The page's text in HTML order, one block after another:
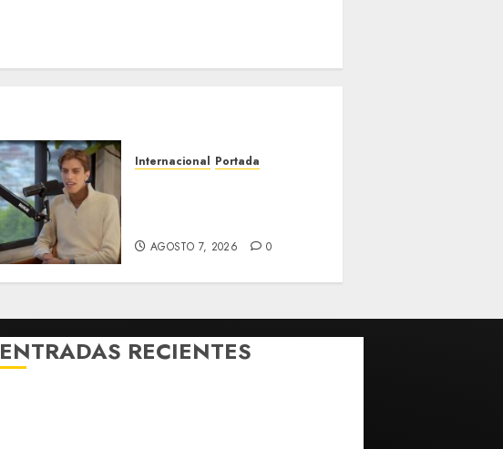
Internacional Portada
AGOSTO 7, 2026 0
ENTRADAS RECIENTES